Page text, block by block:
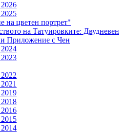
на цветен портрет"
на Татуировките: Двудневен
и Приложение с Чен